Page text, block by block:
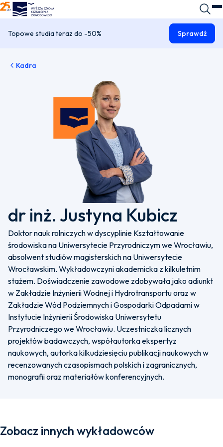
WSKZ - strona główna
Topowe studia teraz do -50% Sprawdź
Kadra
dr inż. Justyna Kubicz
Doktor nauk rolniczych w dyscyplinie Kształtowanie
środowiska na Uniwersytecie Przyrodniczym we Wrocławiu,
absolwent studiów magisterskich na Uniwersytecie
Wrocławskim. Wykładowczyni akademicka z kilkuletnim
stażem. Doświadczenie zawodowe zdobywała jako adiunkt
w Zakładzie Inżynierii Wodnej i Hydrotransportu oraz w
Zakładzie Wód Podziemnych i Gospodarki Odpadami w
Instytucie Inżynierii Środowiska Uniwersytetu
Przyrodniczego we Wrocławiu. Uczestniczka licznych
projektów badawczych, współautorka ekspertyz
naukowych, autorka kilkudziesięciu publikacji naukowych w
recenzowanych czasopismach polskich i zagranicznych,
monografii oraz materiałów konferencyjnych.
Zobacz innych wykładowców